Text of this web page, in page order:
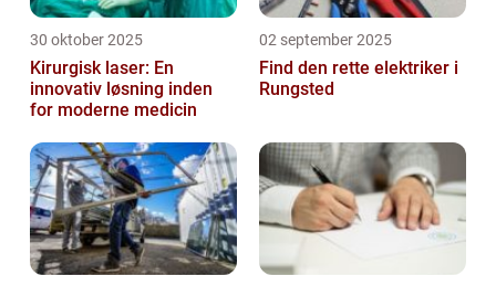
30 oktober 2025
Kirurgisk laser: En
innovativ løsning inden
for moderne medicin
02 september 2025
Find den rette elektriker i
Rungsted